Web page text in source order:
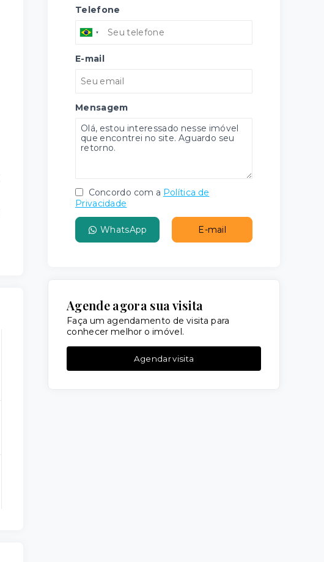
Telefone
E-mail
Mensagem
Concordo com a Política de
Privacidade
WhatsApp E-mail
Agende agora sua visita
Faça um agendamento de visita para
conhecer melhor o imóvel.
Agendar visita